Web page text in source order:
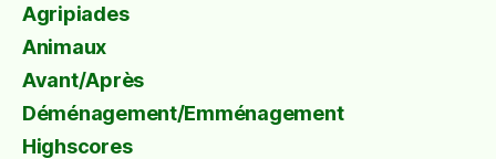
Agripiades
Animaux
Avant/Après
Déménagement/Emménagement
Highscores